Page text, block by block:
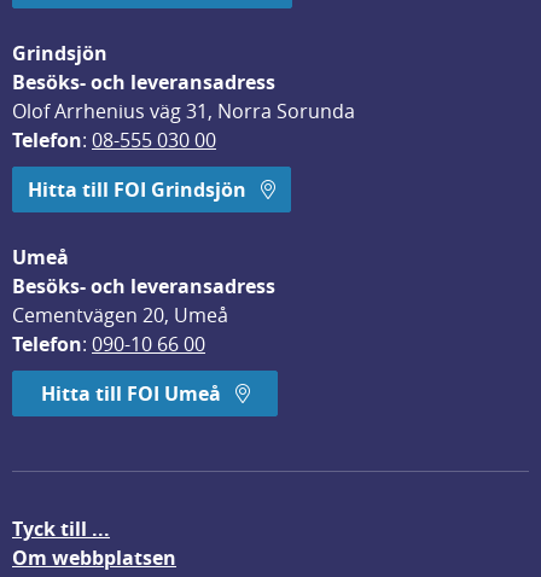
Grindsjön
Besöks- och leveransadress
Olof Arrhenius väg 31, Norra Sorunda
Telefon: 08-555 030 00
Hitta till FOI Grindsjön
Umeå
Besöks- och leveransadress
Cementvägen 20, Umeå
Telefon: 090-10 66 00
Hitta till FOI Umeå
Tyck till ...
Om webbplatsen